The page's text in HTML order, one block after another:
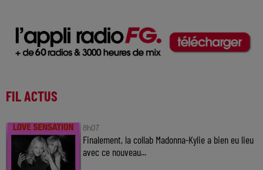
FIL ACTUS
8h07
Finalement, la collab Madonna-Kylie a bien eu lieu
avec ce nouveau...